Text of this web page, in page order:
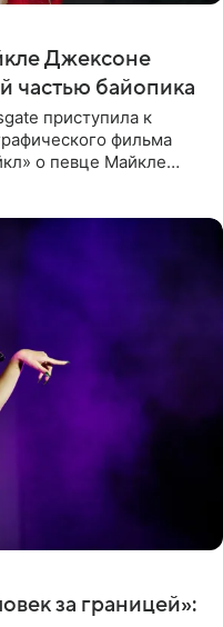
Джексоне
частью байопика
приступила к
фильма
о певце Майкле
за границей»: